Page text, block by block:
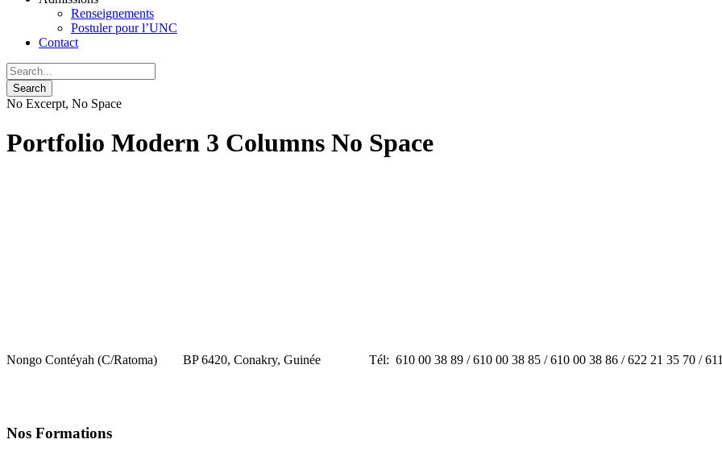
Renseignements
Postuler pour l’UNC
Contact
No Excerpt, No Space
Portfolio Modern 3 Columns No Space
Nongo Contéyah (C/Ratoma) BP 6420, Conakry, Guinée Tél: 610 00 38 89 / 610 00 38 85 / 610 00 38 86 / 622 21 35 70 / 611
Nos Formations